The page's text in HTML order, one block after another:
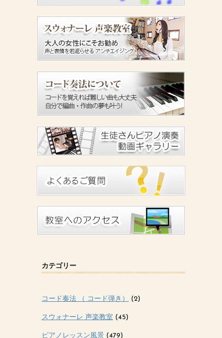
カテゴリー
コード奏法 （ コード弾き） (2)
スウォナーレ 声楽教室 (45)
ピアノレッスン風景 (479)